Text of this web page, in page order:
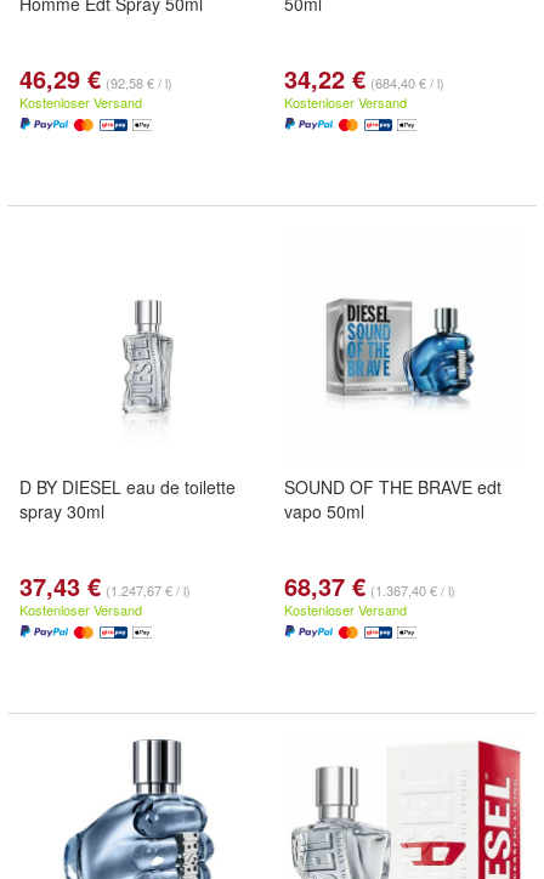
46,29 € (92,58 € / l)
Kostenloser Versand
34,22 € (684,40 € / l)
Kostenloser Versand
D BY DIESEL eau de toilette
spray 30ml
37,43 € (1.247,67 € / l)
Kostenloser Versand
SOUND OF THE BRAVE edt
vapo 50ml
68,37 € (1.367,40 € / l)
Kostenloser Versand